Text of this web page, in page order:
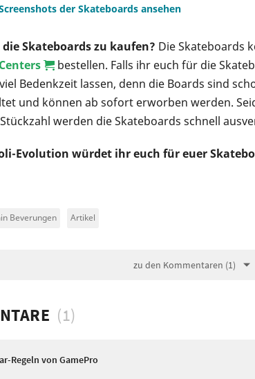
der Skateboards ansehen
die Skateboards zu kaufen? Die Skateboards
bestellen. Falls ihr euch für die
Bedenkzeit lassen, denn die Boards sind
und können ab sofort erworben werden.
werden die Skateboards schnell
Evolution würdet ihr euch für euer
Beverungen Artikel
zu den Kommentaren (1)
(1)
Regeln von GamePro